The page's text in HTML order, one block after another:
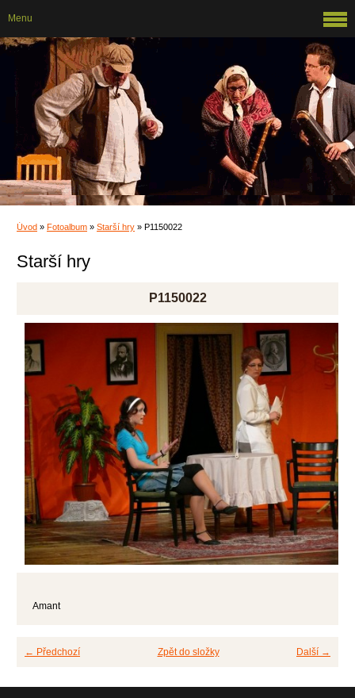
Úvod » Fotoalbum » Starší hry » P1150022
Starší hry
P1150022
Amant
← Předchozí Další →
Zpět do složky
Menu